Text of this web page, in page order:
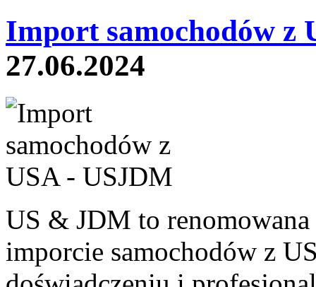
Import samochodów z
27.06.2024
US & JDM to
imporcie samochodów z